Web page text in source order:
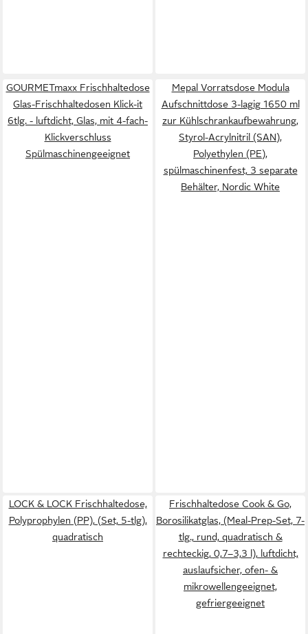
GOURMETmaxx Frischhaltedose
Glas-Frischhaltedosen Klick-it
6tlg. - luftdicht, Glas, mit 4-fach-
Klickverschluss
Spülmaschinengeeignet
Mepal Vorratsdose Modula
Aufschnittdose 3-lagig 1650 ml
zur Kühlschrankaufbewahrung,
Styrol-Acrylnitril (SAN),
Polyethylen (PE),
spülmaschinenfest, 3 separate
Behälter, Nordic White
LOCK & LOCK Frischhaltedose,
Polyprophylen (PP), (Set, 5-tlg),
quadratisch
Frischhaltedose Cook & Go,
Borosilikatglas, (Meal-Prep-Set, 7-
tlg., rund, quadratisch &
rechteckig, 0,7–3,3 l), luftdicht,
auslaufsicher, ofen- &
mikrowellengeeignet,
gefriergeeignet